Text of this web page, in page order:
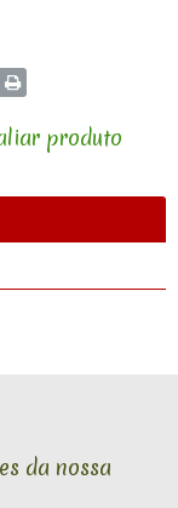
produto
da nossa